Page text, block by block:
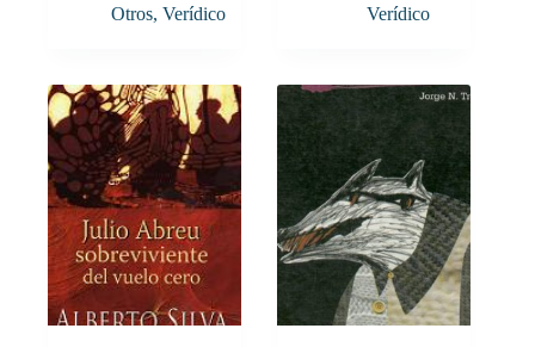
Otros,Verídico
Verídico